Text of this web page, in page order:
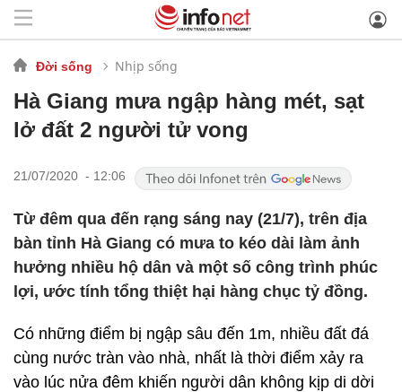
Đời sống Nhịp sống
Hà Giang mưa ngập hàng mét, sạt
lở đất 2 người tử vong
21/07/2020 - 12:06
Từ đêm qua đến rạng sáng nay (21/7), trên địa
bàn tỉnh Hà Giang có mưa to kéo dài làm ảnh
hưởng nhiều hộ dân và một số công trình phúc
lợi, ước tính tổng thiệt hại hàng chục tỷ đồng.
Có những điểm bị ngập sâu đến 1m, nhiều đất đá
cùng nước tràn vào nhà, nhất là thời điểm xảy ra
vào lúc nửa đêm khiến người dân không kịp di dời